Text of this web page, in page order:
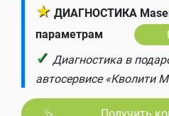
★ ДИАГНОСТИКА
параметрам
✓ Диагностика в
автосервисе «Кволити